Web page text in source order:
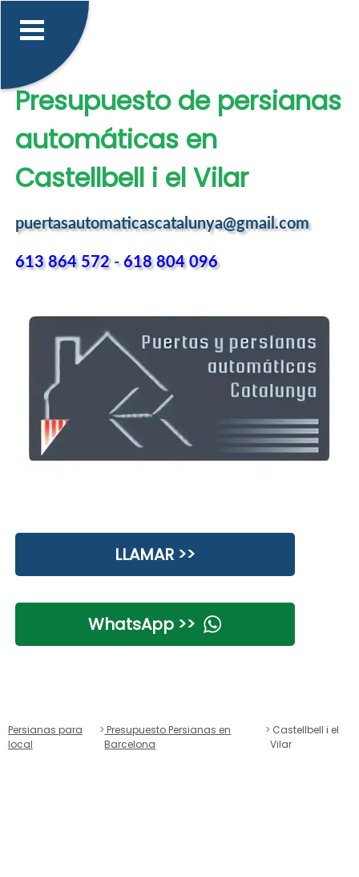
Presupuesto de persianas
automáticas en
Castellbell i el Vilar
puertasautomaticascatalunya@gmail.com
613 864 572-618 804 096
LLAMAR >>
WhatsApp >>
Persianas para
local
Presupuesto Persianas en
Barcelona
Castellbell i el
Vilar